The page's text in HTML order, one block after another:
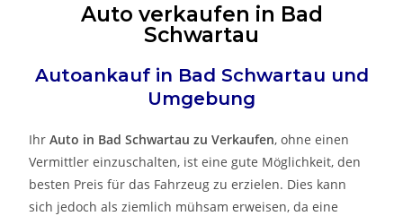
Auto verkaufen in Bad
Schwartau
Autoankauf in Bad Schwartau und
Umgebung
IhrAuto in Bad SchwartauzuVerkaufen, ohne einen
Vermittler einzuschalten, ist eine gute Möglichkeit, den
besten Preis für das Fahrzeug zu erzielen. Dies kann
sich jedoch als ziemlich mühsam erweisen, da eine